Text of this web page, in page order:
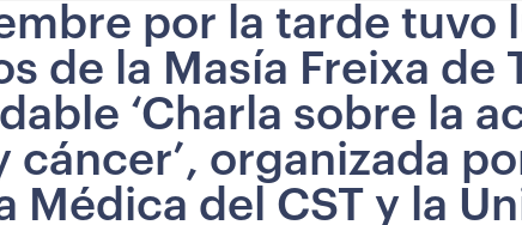
por la tarde tuvo
de la Masía Freixa de
‘Charla sobre la
cáncer’, organizada
Médica del CST y la